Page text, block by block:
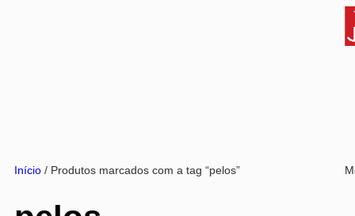
Início / Produtos marcados com a tag “pelos”